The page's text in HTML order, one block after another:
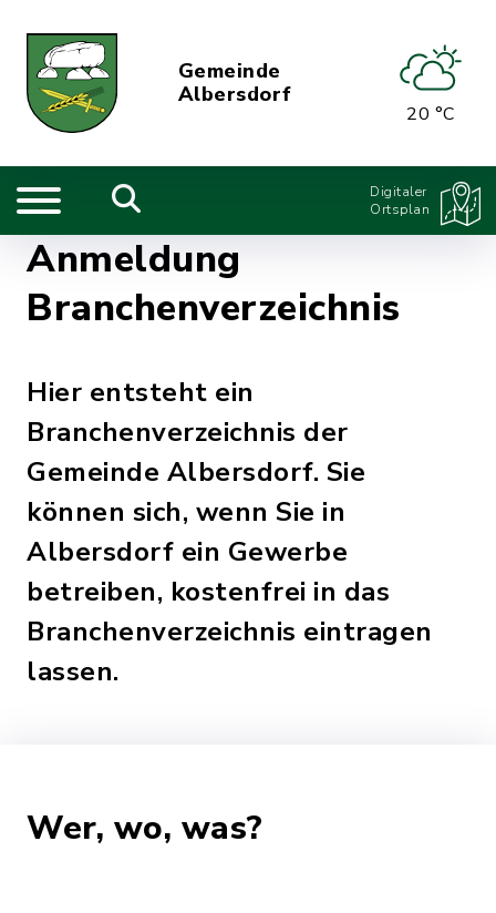
Gemeinde
Albersdorf
20 °C
Digitaler
Ortsplan
Anmeldung
Branchenverzeichnis
Hier entsteht ein
Branchenverzeichnis der
Gemeinde Albersdorf. Sie
können sich, wenn Sie in
Albersdorf ein Gewerbe
betreiben, kostenfrei in das
Branchenverzeichnis eintragen
lassen.
Wer, wo, was?